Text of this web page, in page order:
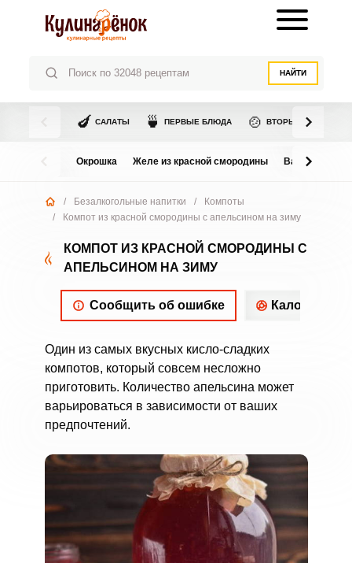
НАЙТИ
🍆 САЛАТЫ 🍵 ПЕРВЫЕ БЛЮДА 🍲 ВТОРЫЕ БЛЮДА
Окрошка Желе из красной смородины Варенье из
/ Безалкогольные напитки /
Компоты
/
Компот из красной смородины с апельсином на зиму
КОМПОТ ИЗ КРАСНОЙ СМОРОДИНЫ С
АПЕЛЬСИНОМ НА ЗИМУ
Сообщить об ошибке
Один из самых вкусных кисло-сладких
компотов, который совсем несложно
приготовить. Количество апельсина может
варьироваться в зависимости от ваших
предпочтений.